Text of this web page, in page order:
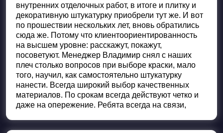
внутренних отделочных работ, в итоге и плитку и
декоративную штукатурку приобрели тут же. И вот
по прошествии нескольких лет, вновь обратились
сюда же. Потому что клиентоориентированность
на высшем уровне: расскажут, покажут,
посоветуют. Менеджер Владимир снял с наших
плеч столько вопросов при выборе краски, мало
того, научил, как самостоятельно штукатурку
нанести. Всегда широкий выбор качественных
материалов. По срокам всегда действуют четко и
даже на опережение. Ребята всегда на связи,